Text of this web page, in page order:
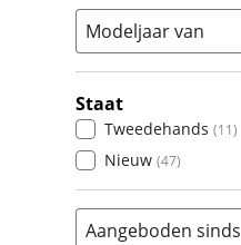
Modeljaar van
Staat
Tweedehands (11)
Nieuw (47)
Aangeboden sinds